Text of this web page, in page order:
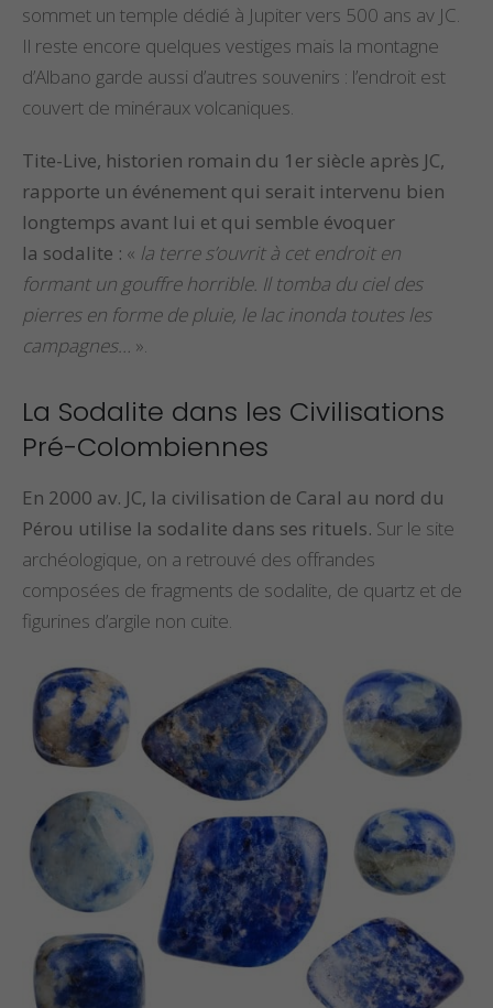
sommet un temple dédié à Jupiter vers 500 ans av JC.
Il reste encore quelques vestiges mais la montagne
d’Albano garde aussi d’autres souvenirs : l’endroit est
couvert de minéraux volcaniques.
Tite-Live, historien romain du 1er siècle après JC,
rapporte un événement qui serait intervenu bien
longtemps avant lui et qui semble évoquer
la sodalite : « la terre s’ouvrit à cet endroit en
formant un gouffre horrible. Il tomba du ciel des
pierres en forme de pluie, le lac inonda toutes les
campagnes… ».
La Sodalite dans les Civilisations
Pré-Colombiennes
En 2000 av. JC, la civilisation de Caral au nord du
Pérou utilise la sodalite dans ses rituels. Sur le site
archéologique, on a retrouvé des offrandes
composées de fragments de sodalite, de quartz et de
figurines d’argile non cuite.